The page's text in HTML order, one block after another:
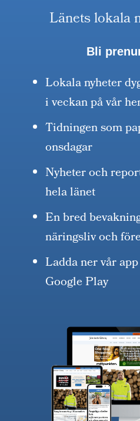
Länets lokala
Bli
Lokala nyheter
i veckan på vår
Tidningen som
onsdagar
Nyheter och
hela länet
En bred
näringsliv och
Ladda ner vår
Google Play